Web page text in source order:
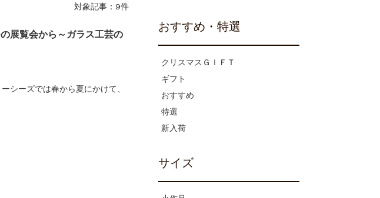
対象記事：9件
展覧会から～ガラス工芸の
シーズでは春から夏にかけて、
おすすめ・特選
クリスマスＧＩＦＴ
ギフト
おすすめ
特選
新入荷
サイズ